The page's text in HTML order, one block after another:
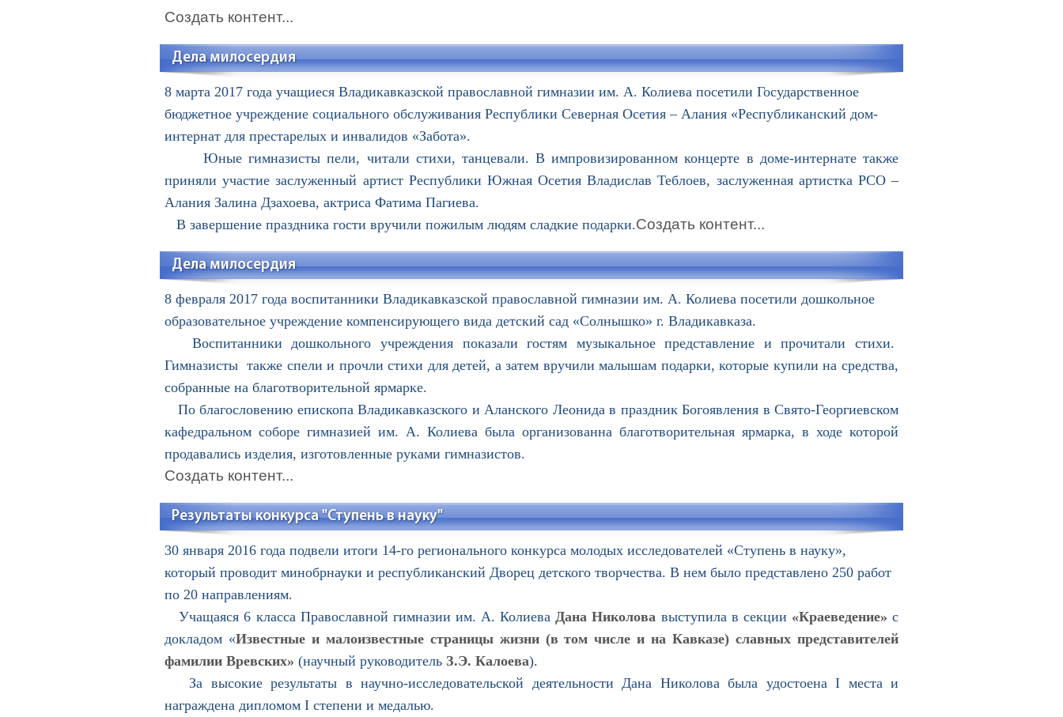
Создать контент...
Дела милосердия
8 марта 2017 года учащиеся Владикавказской православной гимназии им. А. Колиева посетили Государственное
бюджетное учреждение социального обслуживания Республики Северная Осетия – Алания «Республиканский дом-
интернат для престарелых и инвалидов «Забота».
Юные гимназисты пели, читали стихи, танцевали. В импровизированном концерте в доме-интернате также
приняли участие заслуженный артист Республики Южная Осетия Владислав Теблоев, заслуженная артистка РСО –
Алания Залина Дзахоева, актриса Фатима Пагиева.
В завершение праздника гости вручили пожилым людям сладкие подарки.Создать контент...
Дела милосердия
8 февраля 2017 года воспитанники Владикавказской православной гимназии им. А. Колиева посетили дошкольное
образовательное учреждение компенсирующего вида детский сад «Солнышко» г. Владикавказа.
Воспитанники дошкольного учреждения показали гостям музыкальное представление и прочитали стихи.
Гимназисты также спели и прочли стихи для детей, а затем вручили малышам подарки, которые купили на средства,
собранные на благотворительной ярмарке.
По благословению епископа Владикавказского и Аланского Леонида в праздник Богоявления в Свято-Георгиевском
кафедральном соборе гимназией им. А. Колиева была организованна благотворительная ярмарка, в ходе которой
продавались изделия, изготовленные руками гимназистов.
Создать контент...
Результаты конкурса "Ступень в науку"
30 января 2016 года подвели итоги 14-го регионального конкурса молодых исследователей «Ступень в науку»,
который проводит минобрнауки и республиканский Дворец детского творчества. В нем было представлено 250 работ
по 20 направлениям.
Учащаяся 6 класса Православной гимназии им. А. КолиеваДана Николова выступила в секции «Краеведение»с
докладом «Известные и малоизвестные страницы жизни (в том числе и на Кавказе) славных представителей
фамилии Вревских» (научный руководитель З.Э. Калоева).
За высокие результаты в научно-исследовательской деятельности Дана Николова была удостоена I места и
награждена дипломом I степени и медалью.